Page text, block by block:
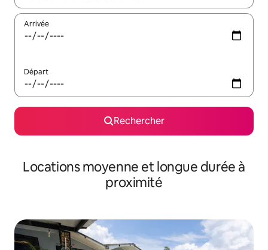
Arrivée
Départ
Rechercher
Locations moyenne et longue durée à
proximité